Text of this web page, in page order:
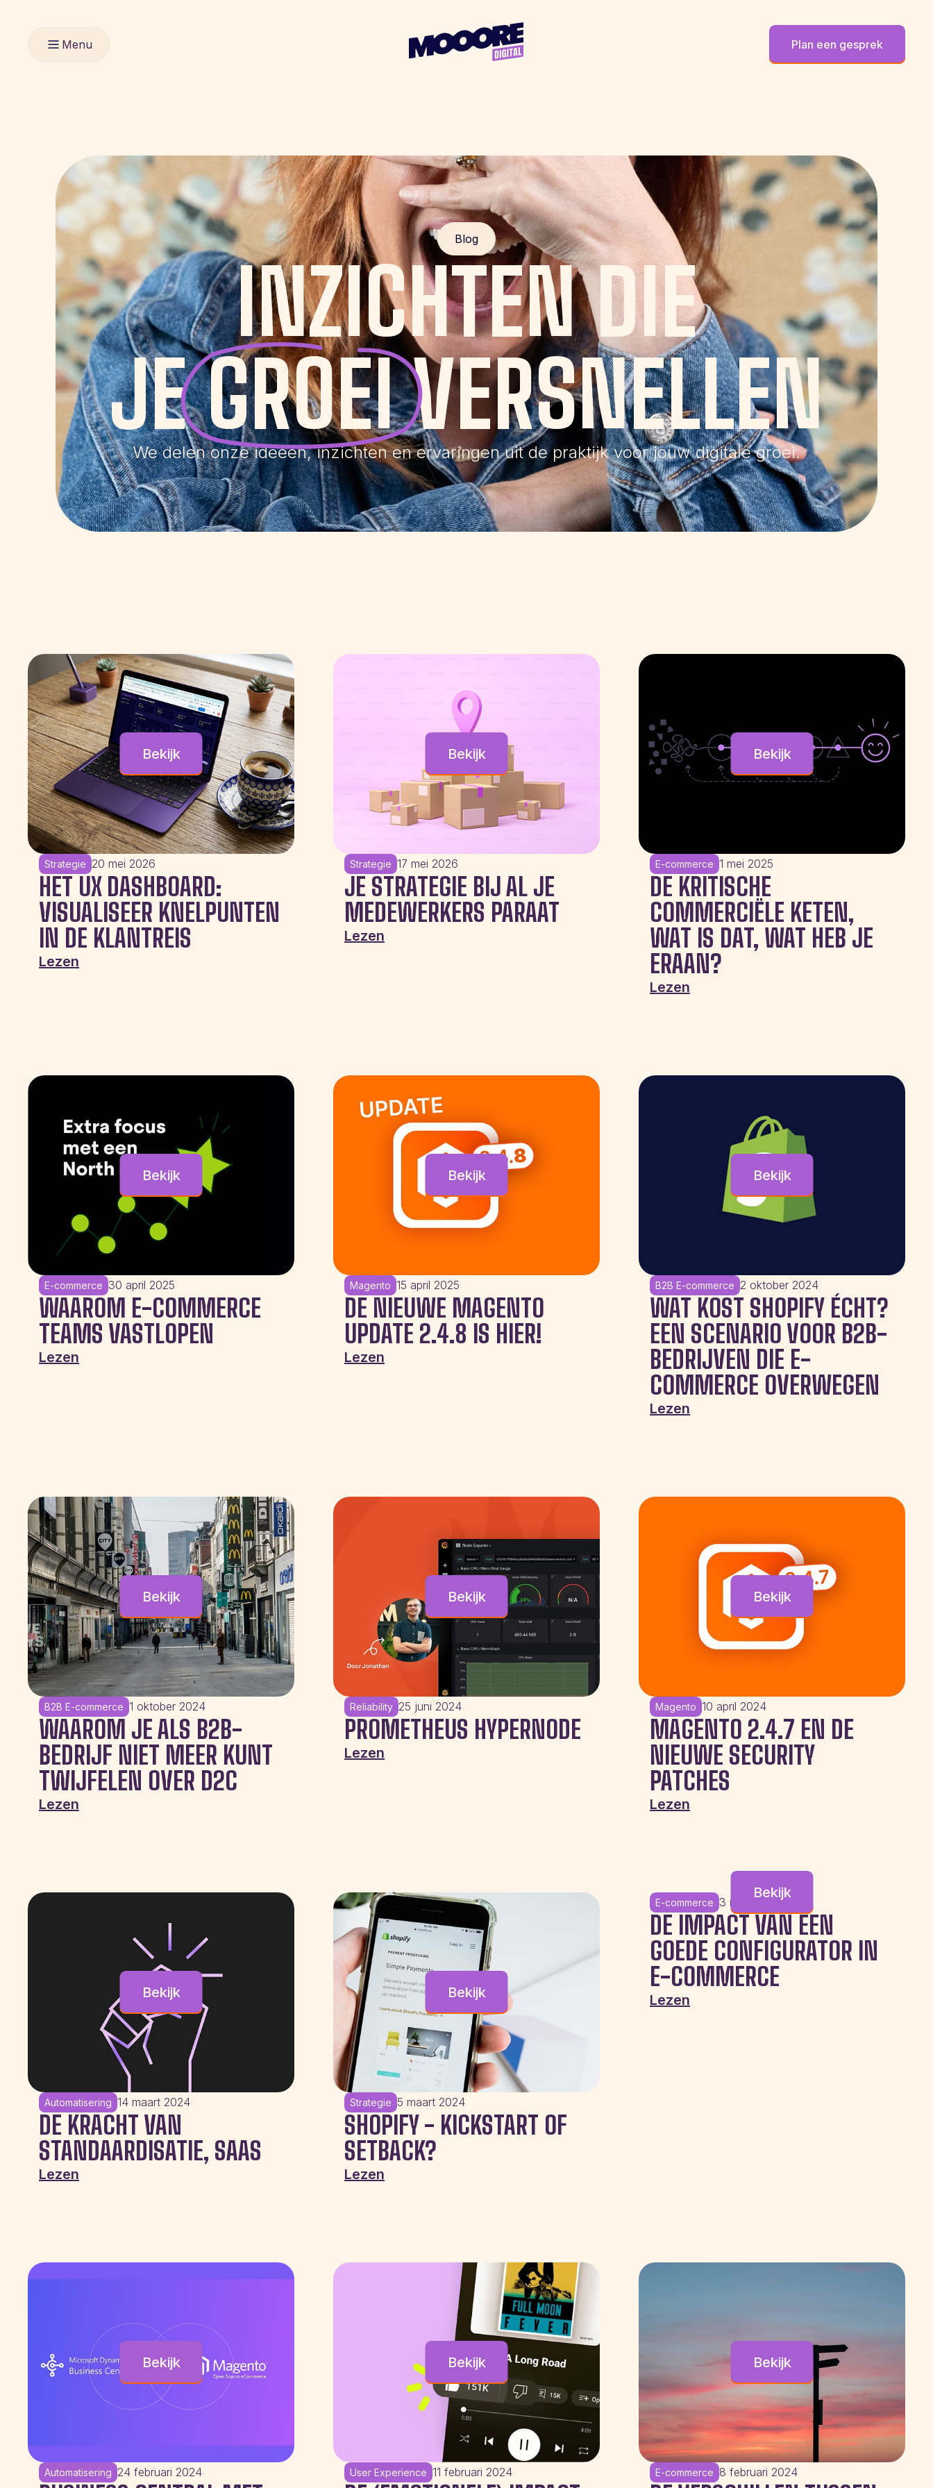
Menu Plan een gesprek
Blog
INZICHTEN DIE
JEGROEIVERSNELLEN
We delen onze ideeën, inzichten en ervaringen uit de praktijk voor jouw digitale groei.
Bekijk
Strategie 20 mei 2026
HET UX DASHBOARD:
VISUALISEER KNELPUNTEN
IN DE KLANTREIS
Lezen
Bekijk
Strategie 17 mei 2026
JE STRATEGIE BIJ AL JE
MEDEWERKERS PARAAT
Lezen
Bekijk
E-commerce 1 mei 2025
DE KRITISCHE
COMMERCIËLE KETEN,
WAT IS DAT, WAT HEB JE
ERAAN?
Lezen
Bekijk
E-commerce 30 april 2025
WAAROM E-COMMERCE
TEAMS VASTLOPEN
Lezen
Bekijk
Magento 15 april 2025
DE NIEUWE MAGENTO
UPDATE 2.4.8 IS HIER!
Lezen
Bekijk
B2B E-commerce 2 oktober 2024
WAT KOST SHOPIFY ÉCHT?
EEN SCENARIO VOOR B2B-
BEDRIJVEN DIE E-
COMMERCE OVERWEGEN
Lezen
Bekijk
B2B E-commerce 1 oktober 2024
WAAROM JE ALS B2B-
BEDRIJF NIET MEER KUNT
TWIJFELEN OVER D2C
Lezen
Bekijk
Reliability 25 juni 2024
PROMETHEUS HYPERNODE
Lezen
Bekijk
Magento 10 april 2024
MAGENTO 2.4.7 EN DE
NIEUWE SECURITY
PATCHES
Lezen
Bekijk
Automatisering 14 maart 2024
DE KRACHT VAN
STANDAARDISATIE, SAAS
Lezen
Bekijk
Strategie 5 maart 2024
SHOPIFY - KICKSTART OF
SETBACK?
Lezen
Bekijk
E-commerce 3 maart 2024
DE IMPACT VAN EEN
GOEDE CONFIGURATOR IN
E-COMMERCE
Lezen
Bekijk
Automatisering 24 februari 2024
Bekijk
User Experience 11 februari 2024
Bekijk
E-commerce 8 februari 2024